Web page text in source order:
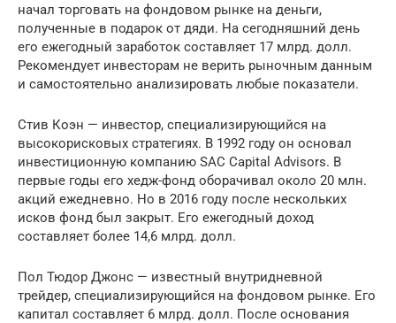
начал торговать на фондовом рынке на деньги,
полученные в подарок от дяди. На сегодняшний день
его ежегодный заработок составляет 17 млрд. долл.
Рекомендует инвесторам не верить рыночным данным
и самостоятельно анализировать любые показатели.
Стив Коэн — инвестор, специализирующийся на
высокорисковых стратегиях. В 1992 году он основал
инвестиционную компанию SAC Capital Advisors. В
первые годы его хедж-фонд оборачивал около 20 млн.
акций ежедневно. Но в 2016 году после нескольких
исков фонд был закрыт. Его ежегодный доход
составляет более 14,6 млрд. долл.
Пол Тюдор Джонс — известный внутридневной
трейдер, специализирующийся на фондовом рынке. Его
капитал составляет 6 млрд. долл. После основания